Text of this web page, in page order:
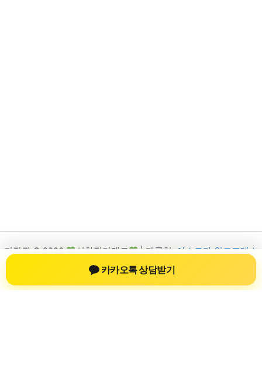
저작권 © 2026 신차장기렌트 | 제공처:
아스트라 워드프레스
테마
카카오톡 상담받기